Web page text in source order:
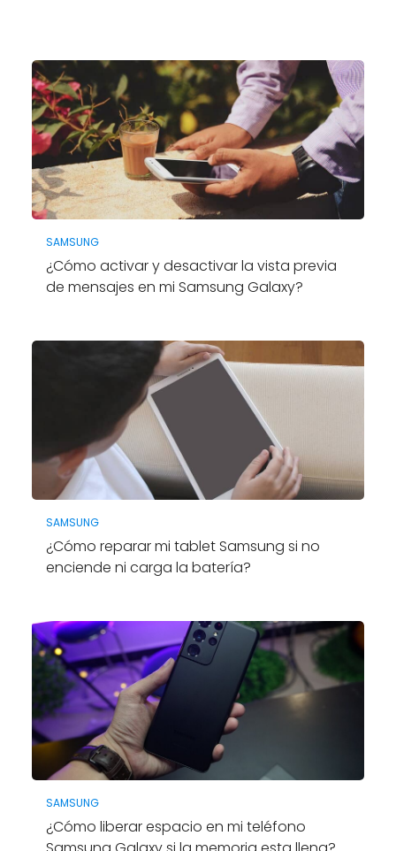
SAMSUNG
¿Cómo activar y desactivar la vista previa
de mensajes en mi Samsung Galaxy?
SAMSUNG
¿Cómo reparar mi tablet Samsung si no
enciende ni carga la batería?
SAMSUNG
¿Cómo liberar espacio en mi teléfono